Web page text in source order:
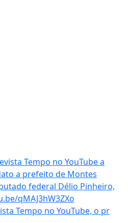
Tempo no YouTube, o pr